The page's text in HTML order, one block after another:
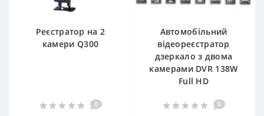
Реєстратор на 2
камери Q300
0
Автомобільний
відеореєстратор
дзеркало з двома
камерами DVR 138W
Full HD
0